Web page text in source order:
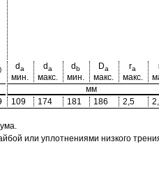
da
мин.
da
макс.
d b
мин.
Da
макс.
ra
макс.
мм
109 174 181 186 2,5
или уплотнениями низкого